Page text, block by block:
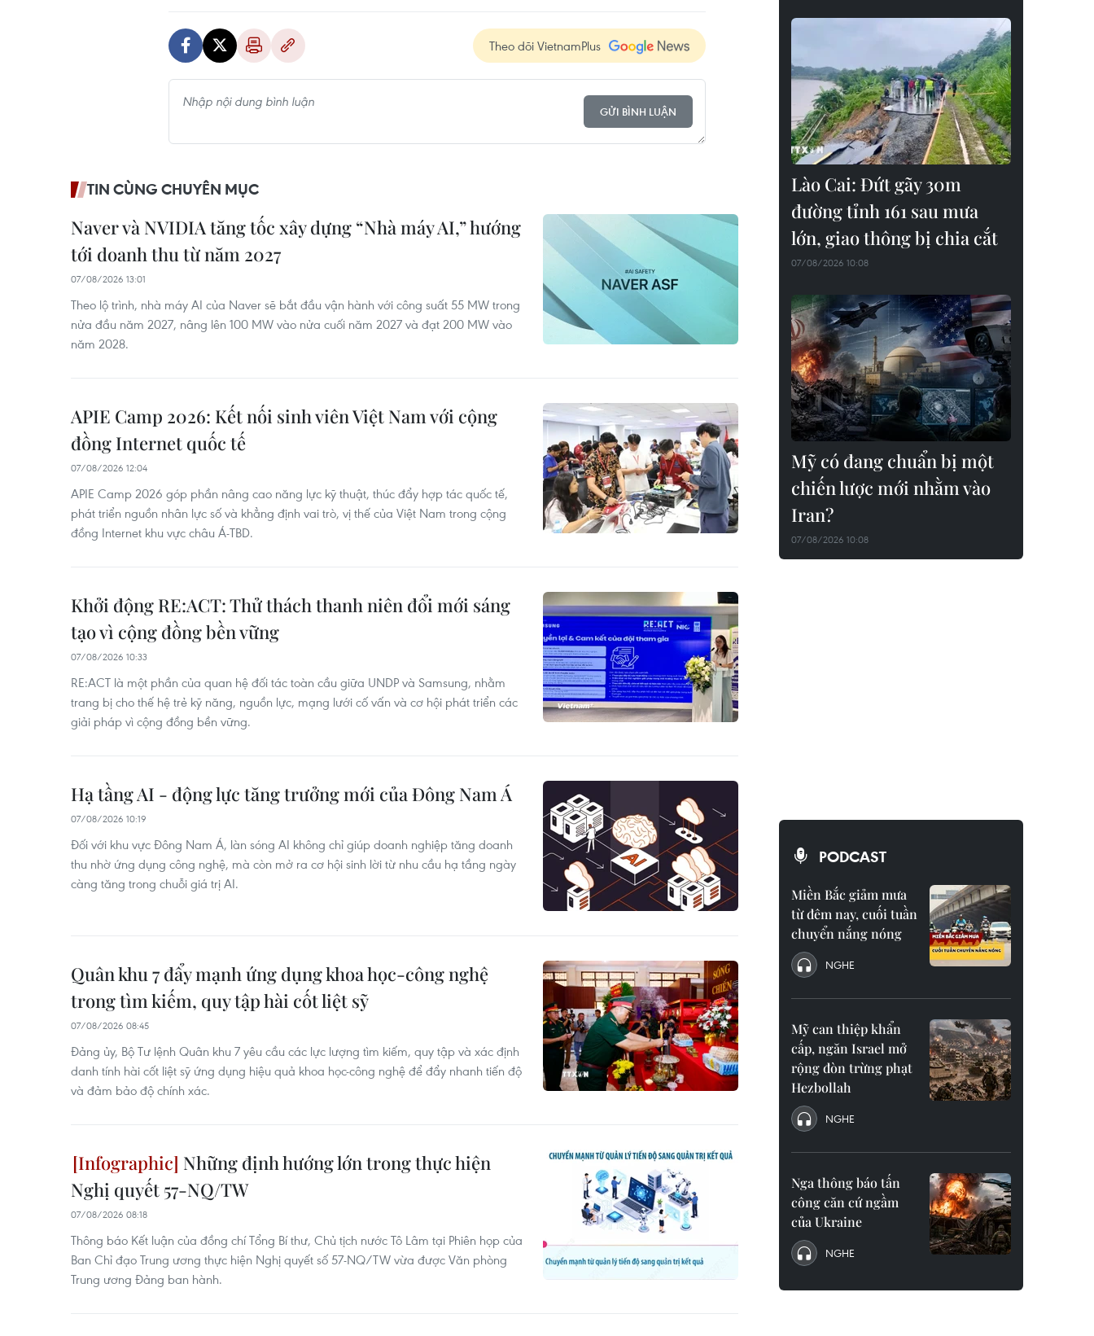
Theo dõi VietnamPlus
GỬI BÌNH LUẬN
TIN CÙNG CHUYÊN MỤC
Naver và NVIDIA tăng tốc xây dựng “Nhà máy AI,” hướng
tới doanh thu từ năm 2027
07/08/2026 13:01
Theo lộ trình, nhà máy AI của Naver sẽ bắt đầu vận hành với công suất 55 MW trong
nửa đầu năm 2027, nâng lên 100 MW vào nửa cuối năm 2027 và đạt 200 MW vào
năm 2028.
APIE Camp 2026: Kết nối sinh viên Việt Nam với cộng
đồng Internet quốc tế
07/08/2026 12:04
APIE Camp 2026 góp phần nâng cao năng lực kỹ thuật, thúc đẩy hợp tác quốc tế,
phát triển nguồn nhân lực số và khẳng định vai trò, vị thế của Việt Nam trong cộng
đồng Internet khu vực châu Á-TBD.
Khởi động RE:ACT: Thử thách thanh niên đổi mới sáng
tạo vì cộng đồng bền vững
07/08/2026 10:33
RE:ACT là một phần của quan hệ đối tác toàn cầu giữa UNDP và Samsung, nhằm
trang bị cho thế hệ trẻ kỹ năng, nguồn lực, mạng lưới cố vấn và cơ hội phát triển các
giải pháp vì cộng đồng bền vững.
Hạ tầng AI - động lực tăng trưởng mới của Đông Nam Á
07/08/2026 10:19
Đối với khu vực Đông Nam Á, làn sóng AI không chỉ giúp doanh nghiệp tăng doanh
thu nhờ ứng dụng công nghệ, mà còn mở ra cơ hội sinh lời từ nhu cầu hạ tầng ngày
càng tăng trong chuỗi giá trị AI.
Quân khu 7 đẩy mạnh ứng dụng khoa học-công nghệ
trong tìm kiếm, quy tập hài cốt liệt sỹ
07/08/2026 08:45
Đảng ủy, Bộ Tư lệnh Quân khu 7 yêu cầu các lực lượng tìm kiếm, quy tập và xác định
danh tính hài cốt liệt sỹ ứng dụng hiệu quả khoa học-công nghệ để đẩy nhanh tiến độ
và đảm bảo độ chính xác.
Những định hướng lớn trong thực hiện
Nghị quyết 57-NQ/TW
07/08/2026 08:18
Thông báo Kết luận của đồng chí Tổng Bí thư, Chủ tịch nước Tô Lâm tại Phiên họp của
Ban Chỉ đạo Trung ương thực hiện Nghị quyết số 57-NQ/TW vừa được Văn phòng
Trung ương Đảng ban hành.
Lào Cai: Đứt gãy 30m
đường tỉnh 161 sau mưa
lớn, giao thông bị chia cắt
07/08/2026 10:08
Mỹ có đang chuẩn bị một
chiến lược mới nhằm vào
Iran?
07/08/2026 10:08
PODCAST
Miền Bắc giảm mưa
từ đêm nay, cuối tuần
chuyển nắng nóng
NGHE
Mỹ can thiệp khẩn
cấp, ngăn Israel mở
rộng đòn trừng phạt
Hezbollah
NGHE
Nga thông báo tấn
công căn cứ ngầm
của Ukraine
NGHE